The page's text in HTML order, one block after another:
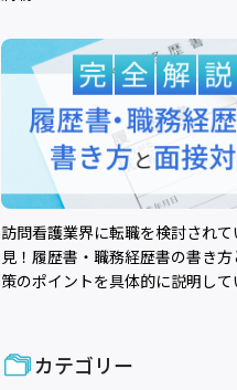
訪問看護業界に転職を検討され
見！履歴書・職務経歴書の書き
策のポイントを具体的に説明して
カテゴリー